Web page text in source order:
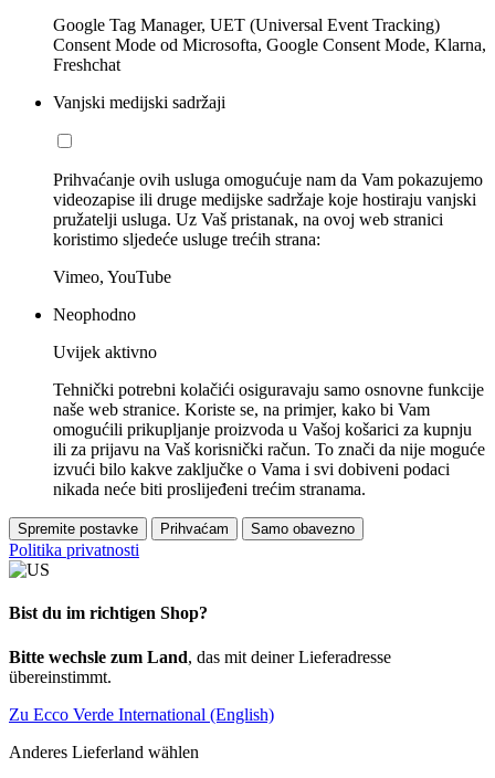
Google Tag Manager, UET (Universal Event Tracking)
Consent Mode od Microsofta, Google Consent Mode, Klarna,
Freshchat
Vanjski medijski sadržaji
Prihvaćanje ovih usluga omogućuje nam da Vam pokazujemo
videozapise ili druge medijske sadržaje koje hostiraju vanjski
pružatelji usluga. Uz Vaš pristanak, na ovoj web stranici
koristimo sljedeće usluge trećih strana:
Vimeo, YouTube
Neophodno
Uvijek aktivno
Tehnički potrebni kolačići osiguravaju samo osnovne funkcije
naše web stranice. Koriste se, na primjer, kako bi Vam
omogućili prikupljanje proizvoda u Vašoj košarici za kupnju
ili za prijavu na Vaš korisnički račun. To znači da nije moguće
izvući bilo kakve zaključke o Vama i svi dobiveni podaci
nikada neće biti proslijeđeni trećim stranama.
Spremite postavke Prihvaćam Samo obavezno
Politika privatnosti
Bist du im richtigen Shop?
Bitte wechsle zum Land, das mit deiner Lieferadresse
übereinstimmt.
Zu Ecco Verde International (English)
Anderes Lieferland wählen